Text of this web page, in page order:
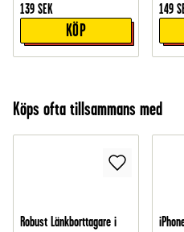
139 SEK
KÖP
149
Köps ofta tillsammans med
Robust Länkborttagare i